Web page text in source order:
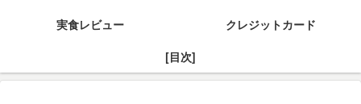
実食レビュー
クレジットカード
[目次]